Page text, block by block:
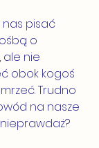
nas pisać
o
ale nie
obok kogoś
Trudno
na nasze